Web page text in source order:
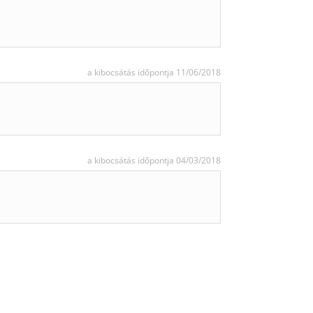
a kibocsátás időpontja 11/06/2018
a kibocsátás időpontja 04/03/2018